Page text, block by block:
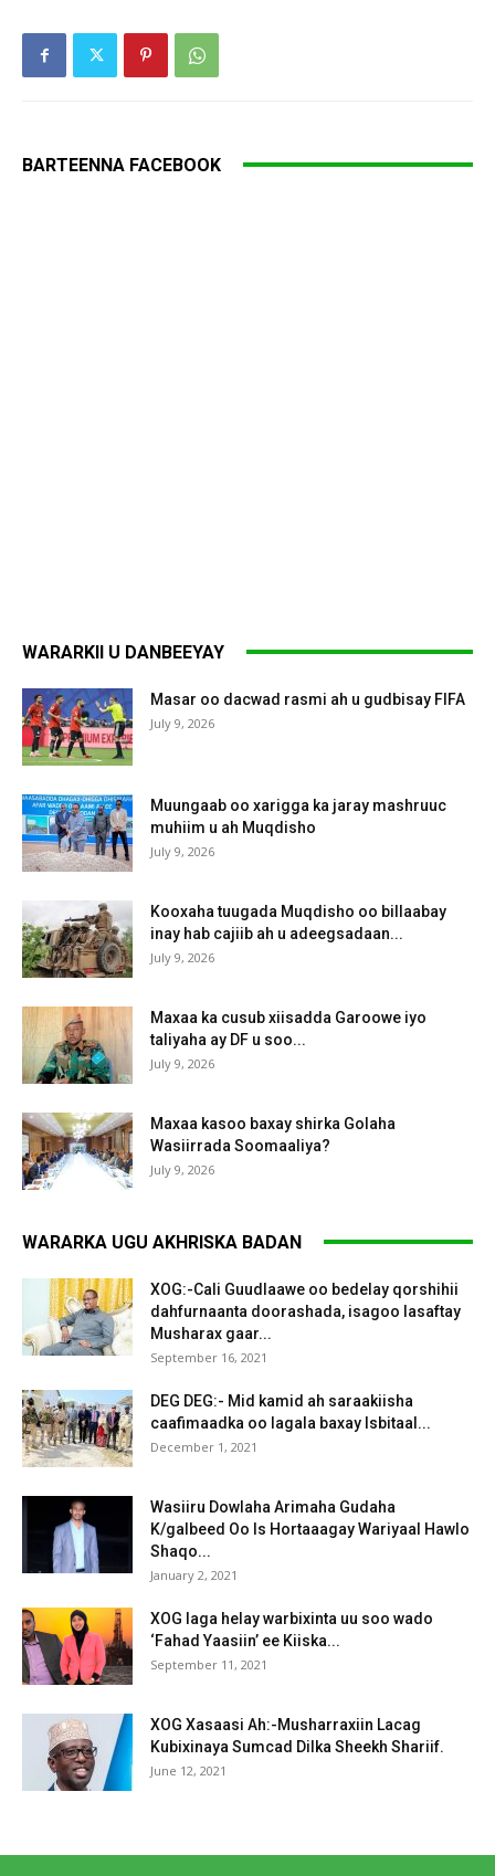
BARTEENNA FACEBOOK
WARARKII U DANBEEYAY
Masar oo dacwad rasmi ah u gudbisay FIFA
July 9, 2026
Muungaab oo xarigga ka jaray mashruuc
muhiim u ah Muqdisho
July 9, 2026
Kooxaha tuugada Muqdisho oo billaabay
inay hab cajiib ah u adeegsadaan...
July 9, 2026
Maxaa ka cusub xiisadda Garoowe iyo
taliyaha ay DF u soo...
July 9, 2026
Maxaa kasoo baxay shirka Golaha
Wasiirrada Soomaaliya?
July 9, 2026
WARARKA UGU AKHRISKA BADAN
XOG:-Cali Guudlaawe oo bedelay qorshihii
dahfurnaanta doorashada, isagoo lasaftay
Musharax gaar...
September 16, 2021
DEG DEG:- Mid kamid ah saraakiisha
caafimaadka oo lagala baxay Isbitaal...
December 1, 2021
Wasiiru Dowlaha Arimaha Gudaha
K/galbeed Oo Is Hortaaagay Wariyaal Hawlo
Shaqo...
January 2, 2021
XOG laga helay warbixinta uu soo wado
‘Fahad Yaasiin’ ee Kiiska...
September 11, 2021
XOG Xasaasi Ah:-Musharraxiin Lacag
Kubixinaya Sumcad Dilka Sheekh Shariif.
June 12, 2021